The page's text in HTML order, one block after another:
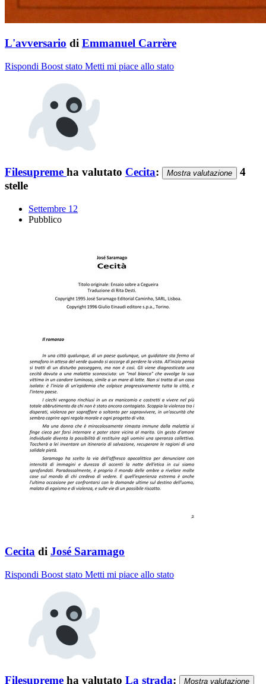
L'avversario di Emmanuel Carrère
Rispondi Boost stato Metti mi piace allo stato
Filesupreme ha valutato Cecita: Mostra valutazione
4
stelle
Settembre 12
Pubblico
Cecita di José Saramago
Rispondi Boost stato Metti mi piace allo stato
Filesupreme ha valutato La strada: Mostra valutazione